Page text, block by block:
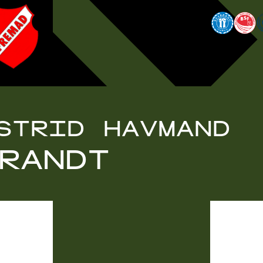
HAVMAND